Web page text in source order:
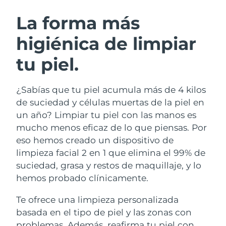
La forma más
higiénica de limpiar
tu piel.
¿Sabías que tu piel acumula más de 4 kilos
de suciedad y células muertas de la piel en
un año? Limpiar tu piel con las manos es
mucho menos eficaz de lo que piensas. Por
eso hemos creado un dispositivo de
limpieza facial 2 en 1 que elimina el 99% de
suciedad, grasa y restos de maquillaje, y lo
hemos probado clínicamente.
Te ofrece una limpieza personalizada
basada en el tipo de piel y las zonas con
Limpieza facial
Anti-aging massage
LUNA™ 4 Plus
Massage, LED heating
LUNA™ 4 Men
Microcurrent toning
BEAR™ 2 go
Microcurrent toning on-the-go
BEAR™ 2 eyes & lips
Hidratación
UFO™ 3 pack
Deep facial hydration
Near-infrared and red light therapy
device
Cuidado bucal
issa™ 4
Hybrid silicone sonic toothbrush
Smart hybrid silicone sonic toothbrush
TRATAMIENTO ANTIEDAD FAQ™
Antiedad Tratamientos LED
NEW
Austria
Baréin Entrega prevista8/10/26
Bélgica
Bermudas Entrega prevista 8/15/26
Bosnia y Herzegovina Entrega prevista
Brunéi Entrega prevista
Bulgaria Entrega prevista8/9/26
Canadá Entrega prevista
Chile Entrega prevista